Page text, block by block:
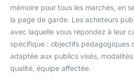
mémoire pour tous les marchés, en
la page de garde. Les acheteurs
avec laquelle vous répondez à leur
spécifique : objectifs pédagogiques
adaptée aux publics visés,
qualité, équipe affectée.